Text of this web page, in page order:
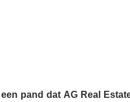
pand dat AG Real